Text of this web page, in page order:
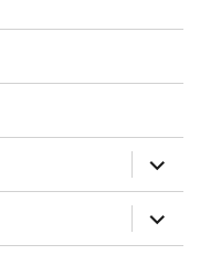
öffnen
öffnen